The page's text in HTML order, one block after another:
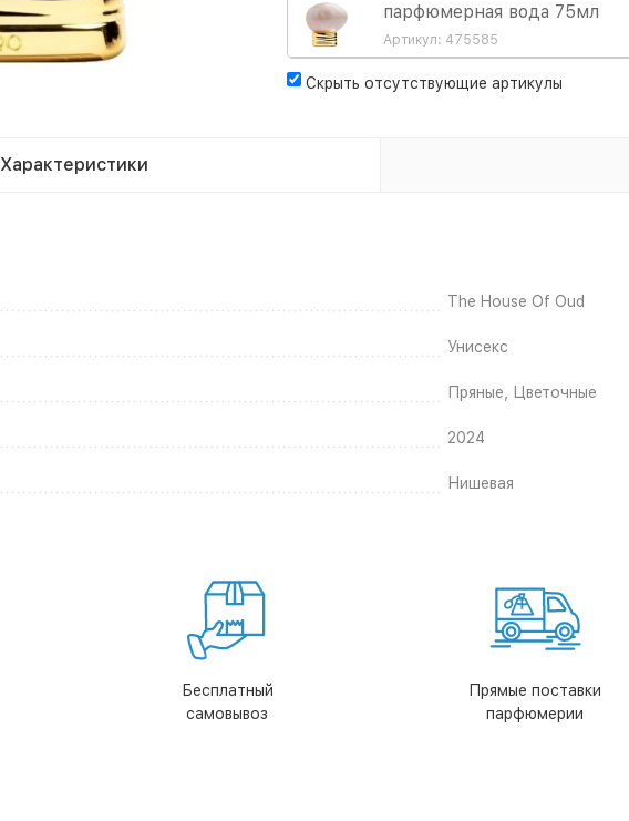
парфюмерная вода 75мл
Артикул: 475585
Скрыть отсутствующие артикулы
Характеристики
The House Of Oud
Унисекс
Пряные, Цветочные
2024
Нишевая
Бесплатный
самовывоз
Прямые поставки
парфюмерии